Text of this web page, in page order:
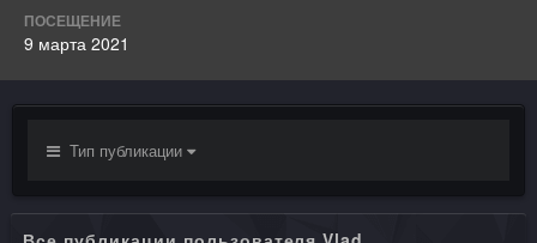
ПОСЕЩЕНИЕ
9 марта 2021
Тип публикации